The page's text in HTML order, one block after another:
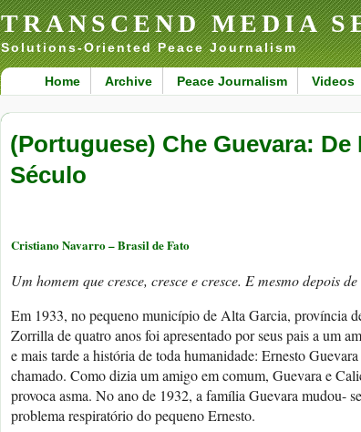
TRANSCEND MEDIA
Solutions-Oriented Peace Journalism
Home Archive Peace Journalism Videos
(Portuguese) Che Guevara:
Século
Cristiano Navarro – Brasil de Fato
Um homem que cresce, cresce e cresce. E mesmo depois
Em 1933, no pequeno município de Alta Garcia, província
Zorrilla de quatro anos foi apresentado por seus pais a um
e mais tarde a história de toda humanidade: Ernesto
chamado. Como dizia um amigo em comum, Guevara e
provoca asma. No ano de 1932, a família Guevara mudou-
problema respiratório do pequeno Ernesto.